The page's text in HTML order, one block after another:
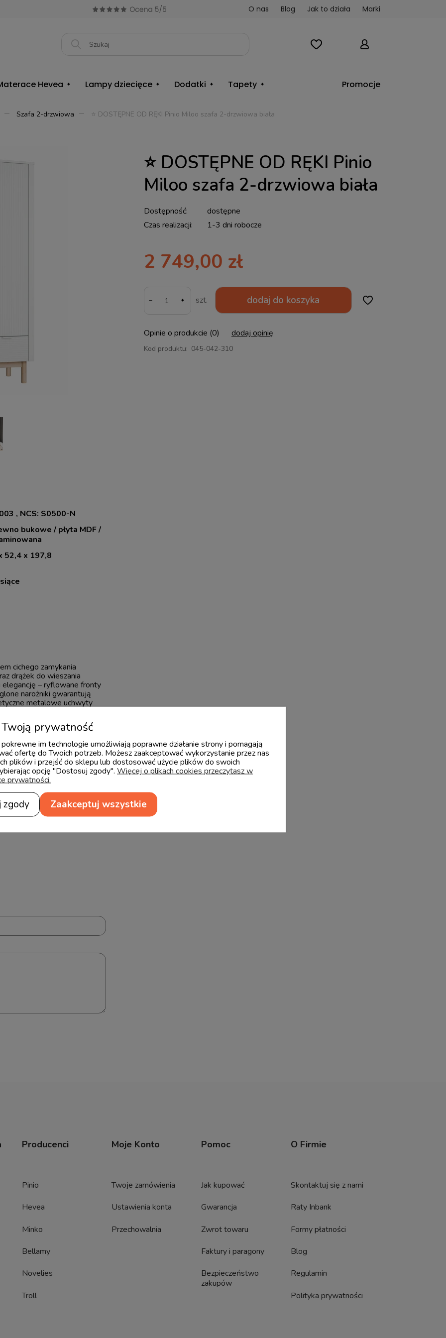
O nas Blog Jak to działa Marki
Hevea Lampy dziecięce Dodatki Tapety Promocje
Szafa 2-drzwiowa ⭐ DOSTĘPNE OD RĘKI Pinio Miloo szafa 2-drzwiowa biała
cichego zamykania
drążek do wieszania
elegancję – ryflowane fronty
narożniki gwarantują
metalowe uchwyty
i finezji.
z malowanej płyty MDF,
oraz wytrzymałą
gwarantuje użycie
2.Dodatkowo, w procesie
zastosowanie płyt o
z normą EN16516.
białym oraz
, NCS: S0500-N
bukowe / płyta MDF /
52,4 x 197,8
⭐ DOSTĘPNE OD RĘKI Pinio
Miloo szafa 2-drzwiowa biała
Dostępność:
dostępne
Czas realizacji:
1-3 dni robocze
2 749,00 zł
- szt. dodaj do koszyka
Kod produktu: 045-042-310
Opinie o produkcie (0) dodaj opinię
Producenci
Pinio
Hevea
Minko
Bellamy
Novelies
Troll
Moje Konto
Twoje zamówienia
Ustawienia konta
Przechowalnia
Pomoc
Jak kupować
Gwarancja
Zwrot towaru
Faktury i paragony
Bezpieczeństwo
zakupów
O Firmie
Skontaktuj się z nami
Raty Inbank
Formy płatności
Blog
Regulamin
Polityka prywatności
prywatność
im technologie umożliwiają poprawne działanie strony i pomagają
ofertę do Twoich potrzeb. Możesz zaakceptować wykorzystanie przez nas
plików i przejść do sklepu lub dostosować użycie plików do swoich
opcję "Dostosuj zgody". Więcej o plikach cookies przeczytasz w
prywatności.
zgody Zaakceptuj wszystkie